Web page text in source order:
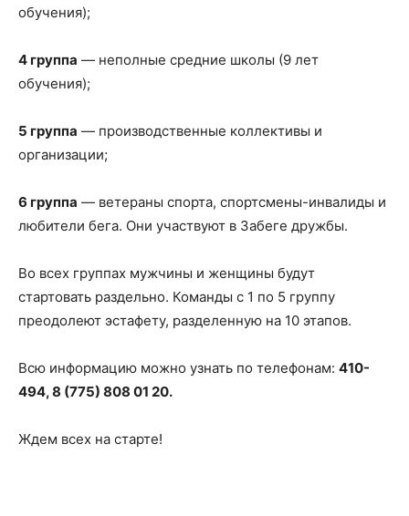
обучения);
4 группа — неполные средние школы (9 лет
обучения);
5 группа — производственные коллективы и
организации;
6 группа — ветераны спорта, спортсмены-инвалиды и
любители бега. Они участвуют в Забеге дружбы.
Во всех группах мужчины и женщины будут
стартовать раздельно. Команды с 1 по 5 группу
преодолеют эстафету, разделенную на 10 этапов.
Всю информацию можно узнать по телефонам: 410-
494, 8 (775) 808 01 20.
Ждем всех на старте!